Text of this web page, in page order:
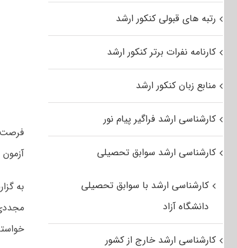
به
رتبه های قبولی کنکور ارشد
کارنامه نفرات برتر کنکور ارشد
منابع زبان کنکور ارشد
کارشناسی ارشد فراگیر پیام نور
کارشناسی ارشد سوابق تحصیلی
کارشناسی ارشد با سوابق تحصیلی
دانشگاه آزاد
کارشناسی ارشد خارج از کشور